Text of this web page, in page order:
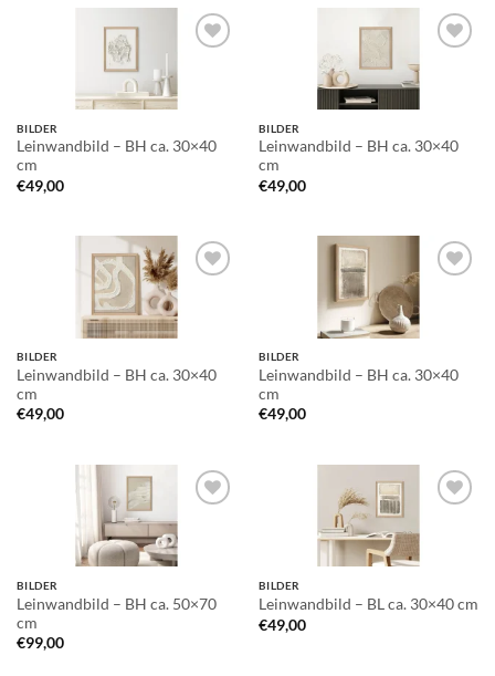
Wunschliste
BILDER
Leinwandbild – BH ca. 30×40
cm
€49,00
Auf die
Wunschliste
BILDER
Leinwandbild – BH ca. 30×40
cm
€49,00
Auf die
Wunschliste
BILDER
Leinwandbild – BH ca. 30×40
cm
€49,00
Auf die
Wunschliste
BILDER
Leinwandbild – BH ca. 30×40
cm
€49,00
Auf die
Wunschliste
BILDER
Leinwandbild – BH ca. 50×70
cm
€99,00
Wunschliste
BILDER
Leinwandbild – BL ca. 30×40 cm
€49,00